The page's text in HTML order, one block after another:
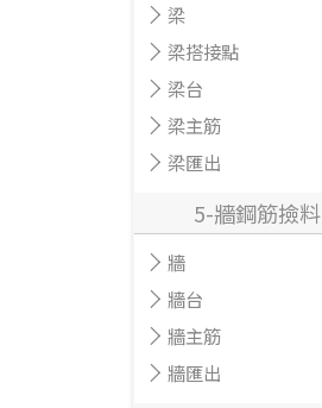
梁
梁搭接點
梁台
梁主筋
梁匯出
5-牆鋼筋撿料
牆
牆台
牆主筋
牆匯出